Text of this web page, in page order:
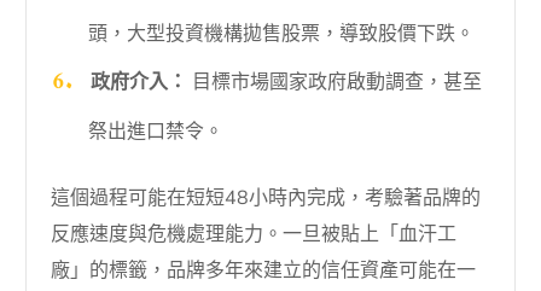
頭，大型投資機構拋售股票，導致股價下跌。
政府介入： 目標市場國家政府啟動調查，甚至
祭出進口禁令。
這個過程可能在短短48小時內完成，考驗著品牌的
反應速度與危機處理能力。一旦被貼上「血汗工
廠」的標籤，品牌多年來建立的信任資產可能在一